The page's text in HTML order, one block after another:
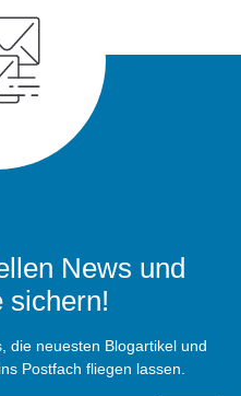
News und
sichern!
die neuesten Blogartikel und
Postfach fliegen lassen.